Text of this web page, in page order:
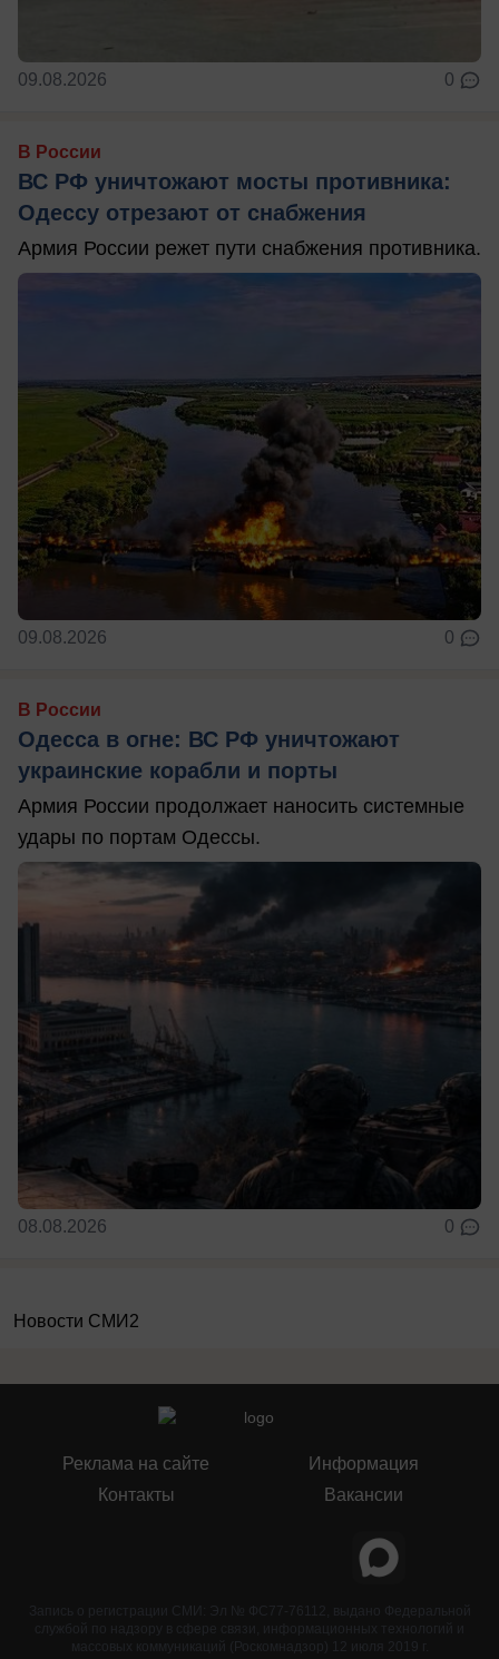
09.08.2026 0
В России
ВС РФ уничтожают мосты противника:
Одессу отрезают от снабжения
Армия России режет пути снабжения противника.
09.08.2026 0
В России
Одесса в огне: ВС РФ уничтожают
украинские корабли и порты
Армия России продолжает наносить системные
удары по портам Одессы.
08.08.2026 0
Новости СМИ2
Реклама на сайте
Контакты
Информация
Вакансии
Запись о регистрации СМИ: Эл № ФС77-76112, выдано Федеральной
службой по надзору в сфере связи, информационных технологий и
массовых коммуникаций (Роскомнадзор) 12 июля 2019 г.